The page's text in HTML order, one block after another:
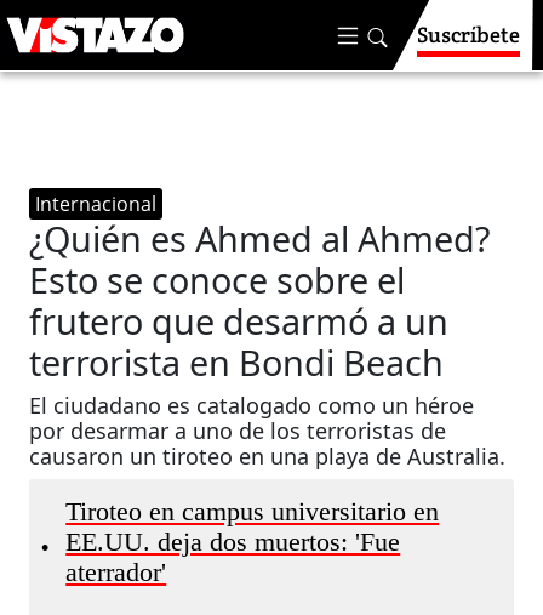
Suscríbete
Internacional
¿Quién es Ahmed al Ahmed?
Esto se conoce sobre el
frutero que desarmó a un
terrorista en Bondi Beach
El ciudadano es catalogado como un héroe
por desarmar a uno de los terroristas de
causaron un tiroteo en una playa de Australia.
•
Tiroteo en campus universitario en
EE.UU. deja dos muertos: 'Fue
aterrador'